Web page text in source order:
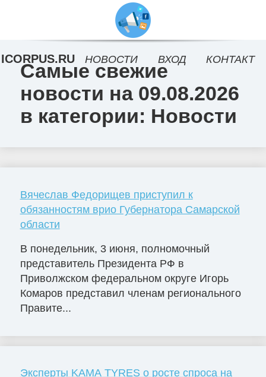
Самые свежие
новости на 09.08.2026
в категории: Новости
Вячеслав Федорищев приступил к
обязанностям врио Губернатора Самарской
области
В понедельник, 3 июня, полномочный
представитель Президента РФ в
Приволжском федеральном округе Игорь
Комаров представил членам регионального
Правите...
Эксперты KAMA TYRES о росте спроса на
ICORPUS.RU НОВОСТИ ВХОД КОНТАКТ